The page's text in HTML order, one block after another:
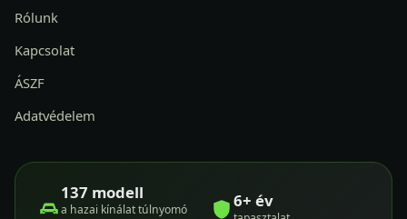
Rólunk
Kapcsolat
ÁSZF
Adatvédelem
137 modell
a hazai kínálat túlnyomó
6+ év